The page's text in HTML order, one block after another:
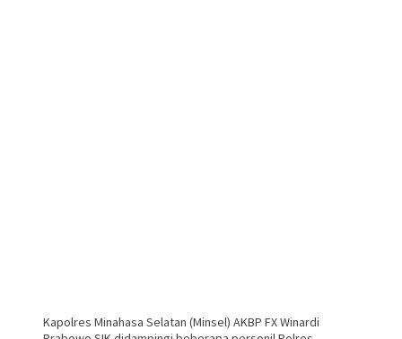
Kapolres Minahasa Selatan (Minsel) AKBP FX Winardi